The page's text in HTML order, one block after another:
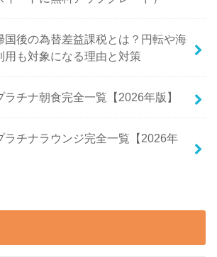
国後の為替差益課税とは？円転や海
用も対象になる理由と対策
チナ朝食完全一覧【2026年版】
ラチナラウンジ完全一覧【2026年